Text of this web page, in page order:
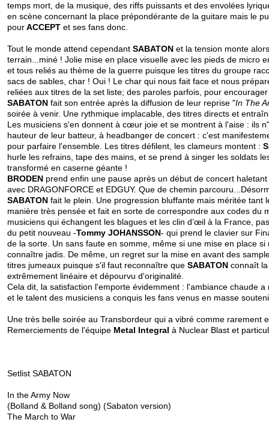
temps mort, de la musique, des riffs puissants et des envolées
en scène concernant la place prépondérante de la guitare mais le
pourACCEPT et ses fans donc.
Tout le monde attend cependant SABATON et la tension monte
terrain...miné ! Jolie mise en place visuelle avec les pieds de micro
et tous reliés au thème de la guerre puisque les titres du groupe
sacs de sables, char ! Oui ! Le char qui nous fait face et nous
reliées aux titres de la set liste; des paroles parfois, pour
SABATON fait son entrée après la diffusion de leur reprise "In The
soirée à venir. Une rythmique implacable, des titres directs et
Les musiciens s'en donnent à cœur joie et se montrent à l'aise : ils
hauteur de leur batteur, à headbanger de concert : c'est
pour parfaire l'ensemble. Les titres défilent, les clameurs montent :
hurle les refrains, tape des mains, et se prend à singer les soldats
transformé en caserne géante !
BRODEN prend enfin une pause après un début de concert
avec DRAGONFORCE et EDGUY. Que de chemin
SABATON fait le plein. Une progression bluffante mais méritée
manière très pensée et fait en sorte de correspondre aux codes
musiciens qui échangent les blagues et les clin d’œil à la France,
du petit nouveau -Tommy JOHANSSON- qui prend le clavier sur
de la sorte. Un sans faute en somme, même si une mise en place
connaître jadis. De même, un regret sur la mise en avant des
titres jumeaux puisque s'il faut reconnaître que SABATON connaît
extrêmement linéaire et dépourvu d'originalité.
Cela dit, la satisfaction l'emporte évidemment : l'ambiance chaude
et le talent des musiciens a conquis les fans venus en masse
Une très belle soirée au Transbordeur qui a vibré comme rarement
Remerciements de l'équipe Metal Integral à Nuclear Blast et
Setlist SABATON
In the Army Now
(Bolland & Bolland song) (Sabaton version)
The March to War